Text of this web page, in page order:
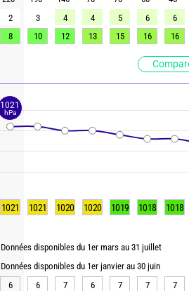
2
3 4 4 5 6 6
8
10 12 13 15 16 16
1021 1021 1020 1020 1019 1018 1018
Données disponibles du 1er mars au 31 juillet
Données disponibles du 1er janvier au 30 juin
6
6 7 6 7 7 7
1021
hPa